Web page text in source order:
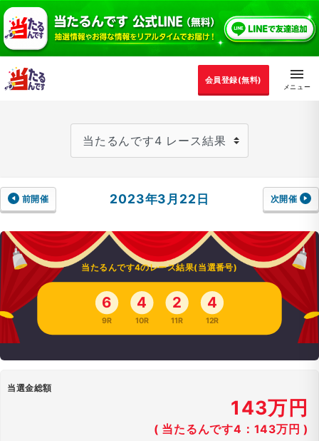
会員登録(無料)
前開催 2023年3月22日 次開催
当たるんです4のレース結果(当選番号)
6
9R
4
10R
2
11R
4
12R
当選金総額
143万円
( 当たるんです4：143万円 )